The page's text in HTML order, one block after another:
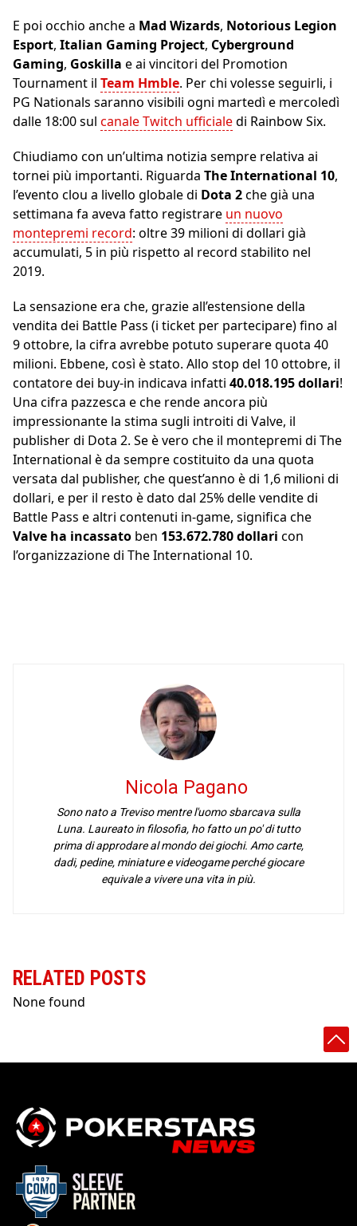
E poi occhio anche a Mad Wizards, Notorious Legion
Esport, Italian Gaming Project, Cyberground
Gaming, Goskilla e ai vincitori del Promotion
Tournament il Team Hmble. Per chi volesse seguirli, i
PG Nationals saranno visibili ogni martedì e mercoledì
dalle 18:00 sul canale Twitch ufficialedi Rainbow Six.
Chiudiamo con un’ultima notizia sempre relativa ai
tornei più importanti. Riguarda The International 10,
l’evento clou a livello globale di Dota 2che già una
settimana fa aveva fatto registrare un nuovo
montepremi record: oltre 39 milioni di dollari già
accumulati, 5 in più rispetto al record stabilito nel
2019.
La sensazione era che, grazie all’estensione della
vendita dei Battle Pass (i ticket per partecipare) fino al
9 ottobre, la cifra avrebbe potuto superare quota 40
milioni. Ebbene, così è stato. Allo stop del 10 ottobre, il
contatore dei buy-in indicava infatti 40.018.195 dollari!
Una cifra pazzesca e che rende ancora più
impressionante la stima sugli introiti di Valve, il
publisher di Dota 2. Se è vero che il montepremi di The
International è da sempre costituito da una quota
versata dal publisher, che quest’anno è di 1,6 milioni di
dollari, e per il resto è dato dal 25% delle vendite di
Battle Pass e altri contenuti in-game, significa che
Valve ha incassato ben 153.672.780 dollari con
l’organizzazione di The International 10.
Nicola Pagano
Sono nato a Treviso mentre l'uomo sbarcava sulla
Luna. Laureato in filosofia, ho fatto un po' di tutto
prima di approdare al mondo dei giochi. Amo carte,
dadi, pedine, miniature e videogame perché giocare
equivale a vivere una vita in più.
RELATED POSTS
None found